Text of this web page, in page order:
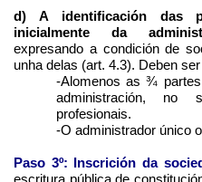
d) A identificación das
inicialmente da
expresando a condición de
unha delas (art. 4.3). Deben
-Alomenos as ¾
administración, no
profesionais.
-O administrador único
Paso 3º: Inscrición da
escritura pública de